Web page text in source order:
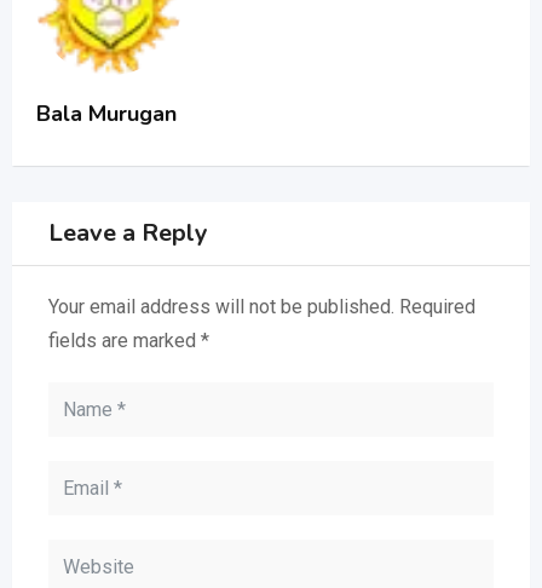
Bala Murugan
Leave a Reply
Your email address will not be published. Required
fields are marked *